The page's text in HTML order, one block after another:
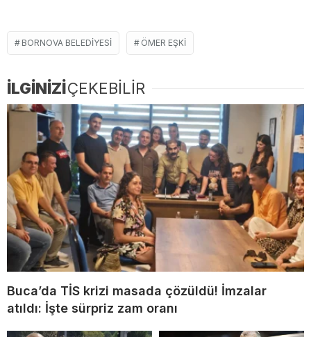
BORNOVA BELEDIYESI ÖMER EŞKI
İLGİNİZİÇEKEBİLİR
Buca’da TİS krizi masada çözüldü! İmzalar
atıldı: İşte sürpriz zam oranı